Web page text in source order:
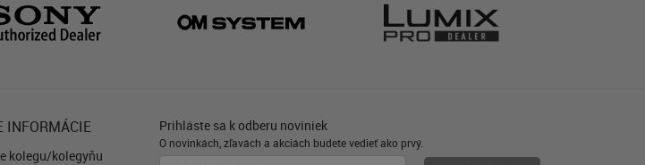
INFORMÁCIE
kolegu/kolegyňu
Prihláste sa k odberu noviniek
O novinkách, zľavách a akciách budete vedieť ako prvý.